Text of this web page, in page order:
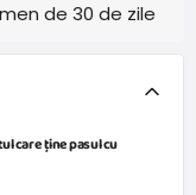
de 30 de zile
care ține pasul cu